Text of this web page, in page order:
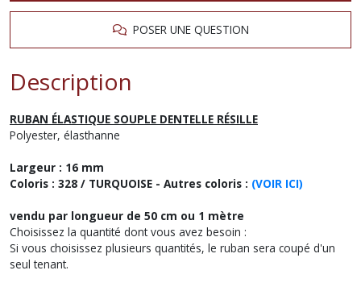
POSER UNE QUESTION
Description
RUBAN ÉLASTIQUE SOUPLE DENTELLE RÉSILLE
Polyester, élasthanne
Largeur : 16 mm
Coloris : 328 / TURQUOISE - Autres coloris : (VOIR ICI)
vendu par longueur de 50 cm ou 1 mètre
Choisissez la quantité dont vous avez besoin :
Si vous choisissez plusieurs quantités, le ruban sera coupé d'un
seul tenant.